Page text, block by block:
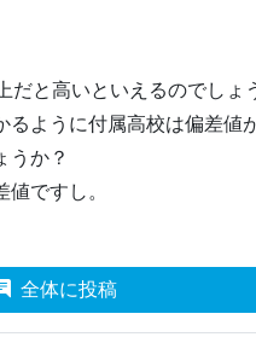
だと高いといえるのでしょ
るように付属高校は偏差値
うか？
ですし。
全体に投稿